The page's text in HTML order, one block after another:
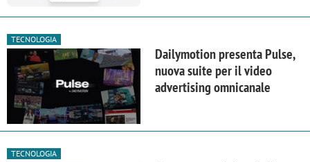
TECNOLOGIA
Dailymotion presenta Pulse,
nuova suite per il video
advertising omnicanale
TECNOLOGIA